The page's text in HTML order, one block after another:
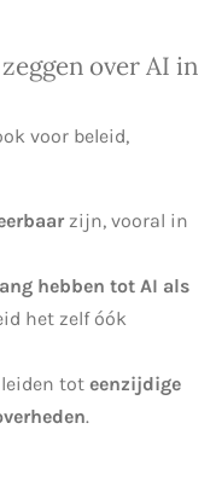
over AI in
voor beleid,
zijn, vooral in
hebben tot AI als
het zelf óók
tot eenzijdige
.